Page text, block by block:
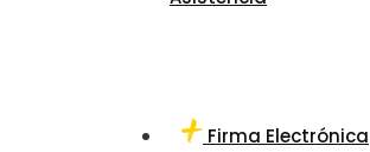
Firma Electrónica